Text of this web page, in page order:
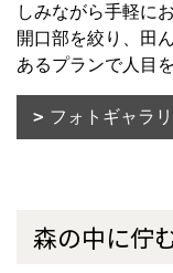
しみながら手軽に
開口部を絞り、田
あるプランで人目
フォトギャラ
森の中に佇